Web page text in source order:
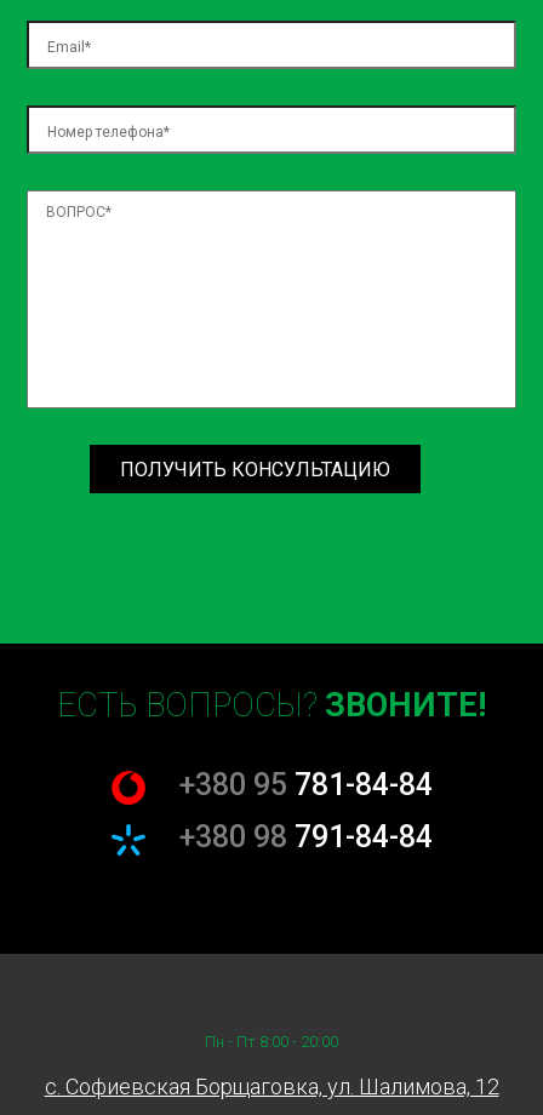
ПОЛУЧИТЬ КОНСУЛЬТАЦИЮ
ЕСТЬ ВОПРОСЫ? ЗВОНИТЕ!
+380 95 781-84-84
+380 98 791-84-84
Пн - Пт 8:00 - 20:00
c. Софиевская Борщаговка, ул. Шалимова, 12